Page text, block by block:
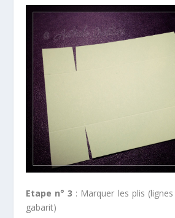
Etape n° 3 : Marquer les plis
gabarit)